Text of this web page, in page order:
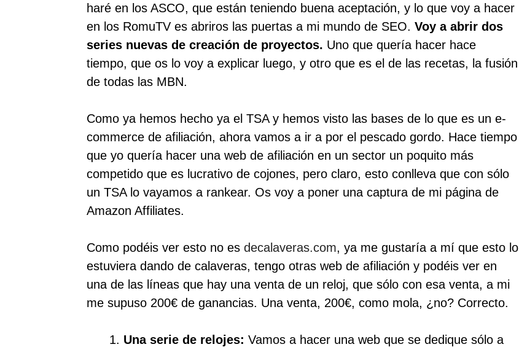
haré en los ASCO, que están teniendo buena aceptación, y lo que voy a hacer
en los RomuTV es abriros las puertas a mi mundo de SEO. Voy a abrir dos
series nuevas de creación de proyectos. Uno que quería hacer hace
tiempo, que os lo voy a explicar luego, y otro que es el de las recetas, la fusión
de todas las MBN.
Como ya hemos hecho ya el TSA y hemos visto las bases de lo que es un e-
commerce de afiliación, ahora vamos a ir a por el pescado gordo. Hace tiempo
que yo quería hacer una web de afiliación en un sector un poquito más
competido que es lucrativo de cojones, pero claro, esto conlleva que con sólo
un TSA lo vayamos a rankear. Os voy a poner una captura de mi página de
Amazon Affiliates.
Como podéis ver esto no es decalaveras.com, ya me gustaría a mí que esto lo
estuviera dando de calaveras, tengo otras web de afiliación y podéis ver en
una de las líneas que hay una venta de un reloj, que sólo con esa venta, a mi
me supuso 200€ de ganancias. Una venta, 200€, como mola, ¿no? Correcto.
Una serie de relojes: Vamos a hacer una web que se dedique sólo a